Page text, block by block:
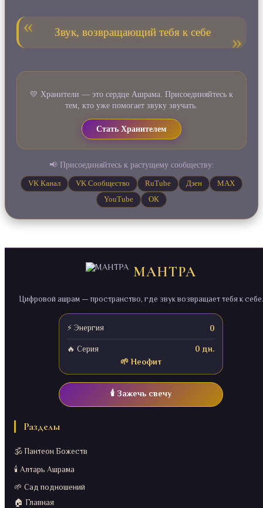
Звук, возвращающий тебя к себе
💛 Хранители — это сердце Ашрама. Присоединяйтесь к
тем, кто уже помогает звуку звучать.
Стать Хранителем
📢 Присоединяйтесь к растущему сообществу:
VK Канал VK Сообщество RuTube Дзен
MAX
YouTube
ОК
МАНТРА
Цифровой ашрам — пространство, где звук возвращает тебя к себе.
⚡ Энергия 0
🔥 Серия 0 дн.
🌱 Неофит
🕯️ Зажечь свечу
Разделы
🕉️ Пантеон Божеств
🕯️ Алтарь Ашрама
🌱 Сад подношений
🏠 Главная